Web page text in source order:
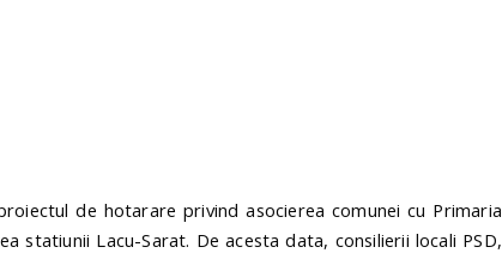
de hotarare privind asocierea comunei cu Primaria
statiunii Lacu-Sarat. De acesta data, consilierii locali PSD,